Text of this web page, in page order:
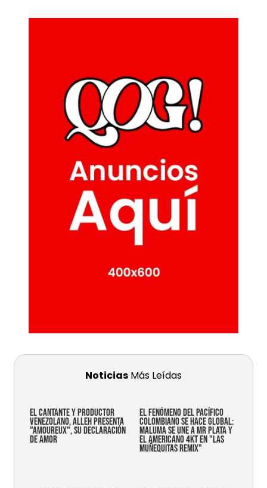
Noticias Más Leídas
EL CANTANTE Y PRODUCTOR
VENEZOLANO, ALLEH PRESENTA
"AMOUREUX", SU DECLARACIÓN
DE AMOR
EL FENÓMENO DEL PACÍFICO
COLOMBIANO SE HACE GLOBAL:
MALUMA SE UNE A MR PLATA Y
EL AMERICANO 4KT EN "LAS
MUÑEQUITAS REMIX"